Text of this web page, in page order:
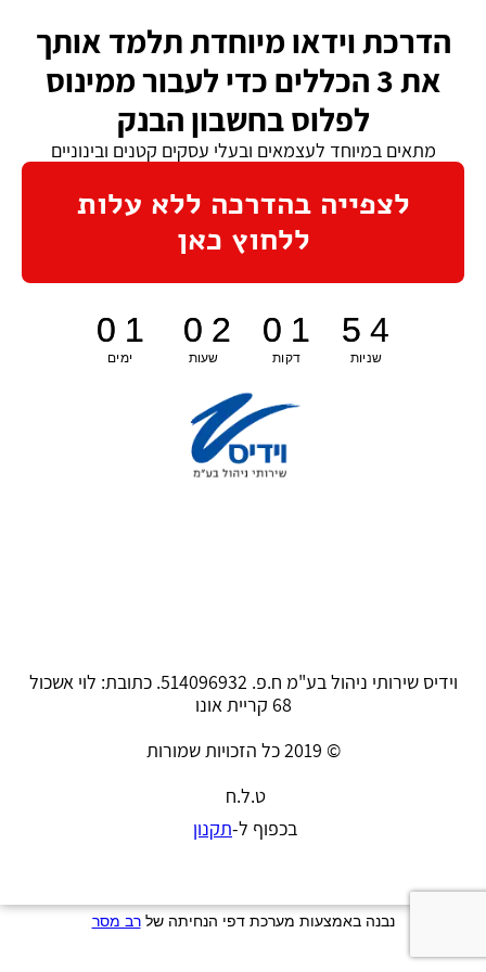
הדרכת וידאו מיוחדת תלמד אותך
את 3 הכללים כדי לעבור ממינוס
לפלוס בחשבון הבנק
מתאים במיוחד לעצמאים ובעלי עסקים קטנים ובינוניים
לצפייה בהדרכה ללא עלות
ללחוץ כאן
0
0 1
1 0
0 2
2 0
0 1
1 5
5 4
וידיס שירותי ניהול בע"מ ח.פ. 514096932. כתובת: לוי אשכול
68 קריית אונו
© 2019 כל הזכויות שמורות
ט.ל.ח
בכפוף ל-תקנון
נבנה באמצעות מערכת דפי הנחיתה שלרב מסר